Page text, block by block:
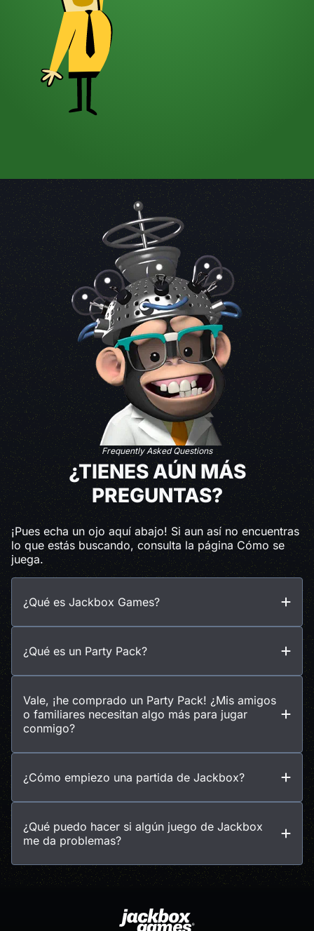
Frequently Asked Questions
¿TIENES AÚN MÁS
PREGUNTAS?
¡Pues echa un ojo aquí abajo! Si aun así no encuentras
lo que estás buscando, consulta la página Cómo se
juega.
¿Qué es Jackbox Games?
¿Qué es un Party Pack?
Vale, ¡he comprado un Party Pack! ¿Mis amigos
o familiares necesitan algo más para jugar
conmigo?
¿Cómo empiezo una partida de Jackbox?
¿Qué puedo hacer si algún juego de Jackbox
me da problemas?